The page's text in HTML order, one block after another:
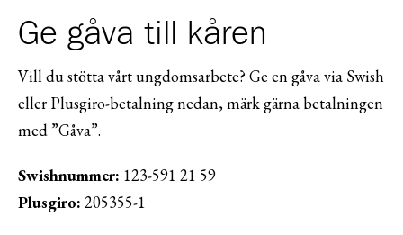
Ge gåva till kåren
Vill du stötta vårt ungdomsarbete? Ge en gåva via Swish
eller Plusgiro-betalning nedan, märk gärna betalningen
med ”Gåva”.
Swishnummer: 123-591 21 59
Plusgiro: 205355-1